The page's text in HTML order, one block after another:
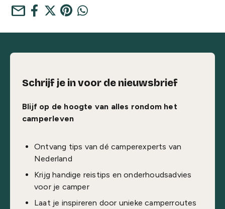
mail
Schrijf je in voor de nieuwsbrief
Blijf op de hoogte van alles rondom het
camperleven
Ontvang tips van dé camperexperts van
Nederland
Krijg handige reistips en onderhoudsadvies
voor je camper
Laat je inspireren door unieke camperroutes